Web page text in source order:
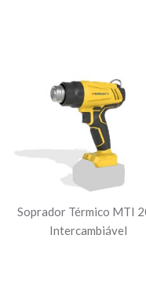
Soprador Térmico MTI
Intercambiável